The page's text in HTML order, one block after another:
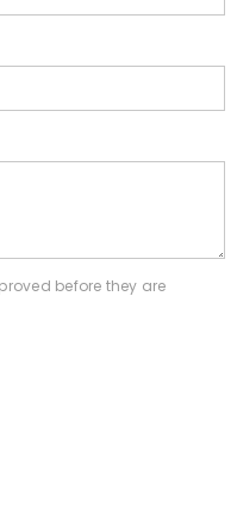
before they are